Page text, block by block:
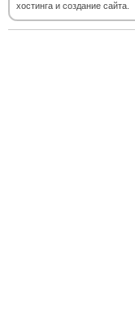
хостинга и создание сайта.